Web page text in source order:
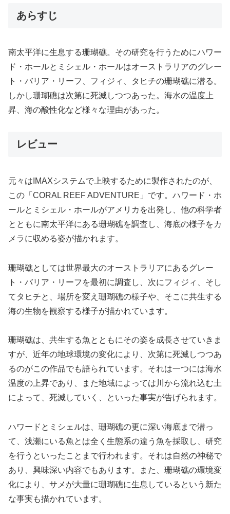
あらすじ
南太平洋に生息する珊瑚礁。その研究を行うためにハワー
ド・ホールとミシェル・ホールはオーストラリアのグレー
ト・バリア・リーフ、フィジィ、タヒチの珊瑚礁に潜る。
しかし珊瑚礁は次第に死滅しつつあった。海水の温度上
昇、海の酸性化など様々な理由があった。
レビュー
元々はIMAXシステムで上映するために製作されたのが、
この「CORAL REEF ADVENTURE」です。ハワード・ホ
ールとミシェル・ホールがアメリカを出発し、他の科学者
とともに南太平洋にある珊瑚礁を調査し、海底の様子をカ
メラに収める姿が描かれます。
珊瑚礁としては世界最大のオーストラリアにあるグレー
ト・バリア・リーフを最初に調査し、次にフィジィ、そし
てタヒチと、場所を変え珊瑚礁の様子や、そこに共生する
海の生物を観察する様子が描かれています。
珊瑚礁は、共生する魚とともにその姿を成長させていきま
すが、近年の地球環境の変化により、次第に死滅しつつあ
るのがこの作品でも語られています。それは一つには海水
温度の上昇であり、また地域によっては川から流れ込む土
によって、死滅していく、といった事実が告げられます。
ハワードとミシェルは、珊瑚礁の更に深い海底まで潜っ
て、浅瀬にいる魚とは全く生態系の違う魚を採取し、研究
を行うといったことまで行われます。それは自然の神秘で
あり、興味深い内容でもあります。また、珊瑚礁の環境変
化により、サメが大量に珊瑚礁に生息しているという新た
な事実も描かれています。